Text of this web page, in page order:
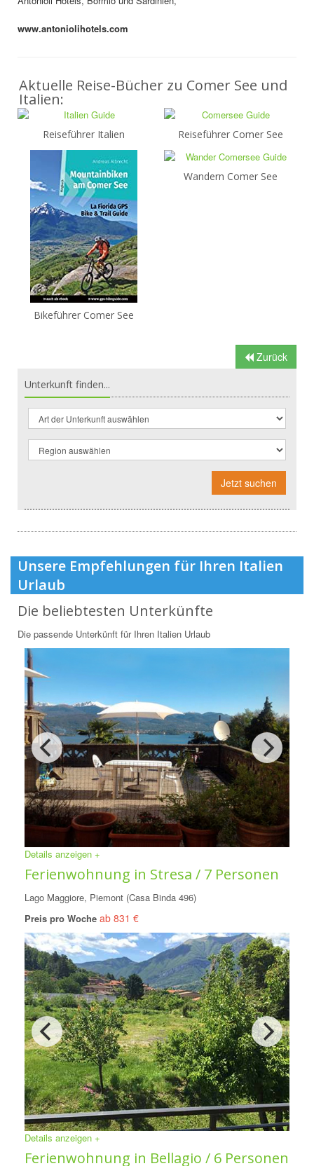
www.antoniolihotels.com
Aktuelle Reise-Bücher zu Comer See und
Italien:
Reiseführer Italien Reiseführer Comer See
Bikeführer Comer See
Wandern Comer See
Zurück
Unterkunft finden...
Jetzt suchen
Unsere Empfehlungen für Ihren Italien
Urlaub
Die beliebtesten Unterkünfte
Die passende Unterkünft für Ihren Italien Urlaub
Details anzeigen +
Ferienwohnung in Stresa / 7 Personen
Lago Maggiore, Piemont (Casa Binda 496)
Preis pro Woche ab 831 €
Details anzeigen +
Ferienwohnung in Bellagio / 6 Personen